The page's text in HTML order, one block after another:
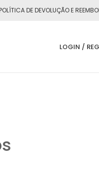
DE DEVOLUÇÃO E
LOGIN /